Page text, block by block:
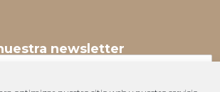
newsletter